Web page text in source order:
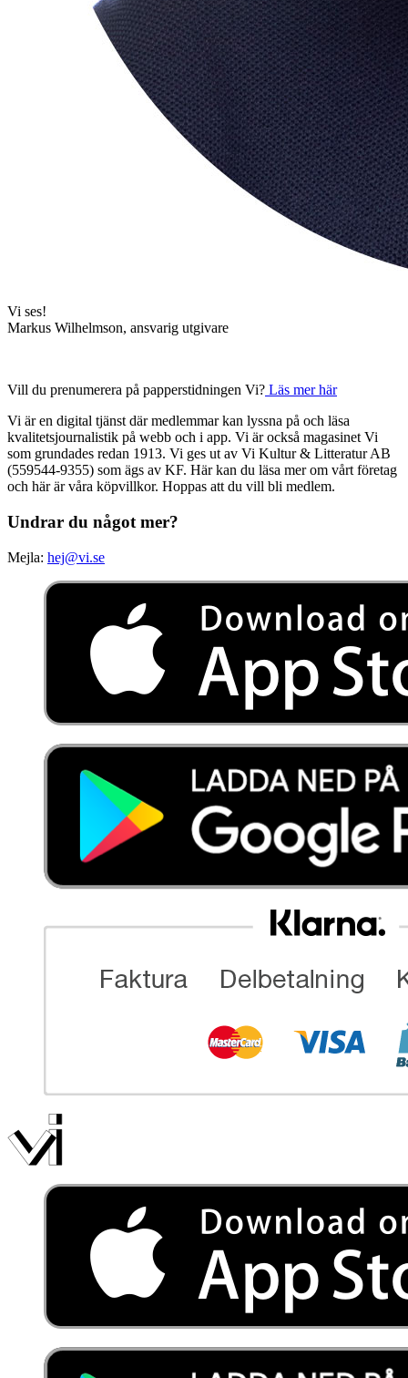
Vi ses!
Markus Wilhelmson, ansvarig utgivare
Vill du prenumerera på papperstidningen Vi? Läs mer här
Vi är en digital tjänst där medlemmar kan lyssna på och läsa
kvalitetsjournalistik på webb och i app. Vi är också magasinet Vi
som grundades redan 1913. Vi ges ut av Vi Kultur & Litteratur AB
(559544-9355) som ägs av KF. Här kan du läsa mer om vårt företag
och här är våra köpvillkor. Hoppas att du vill bli medlem.
Undrar du något mer?
Mejla: hej@vi.se